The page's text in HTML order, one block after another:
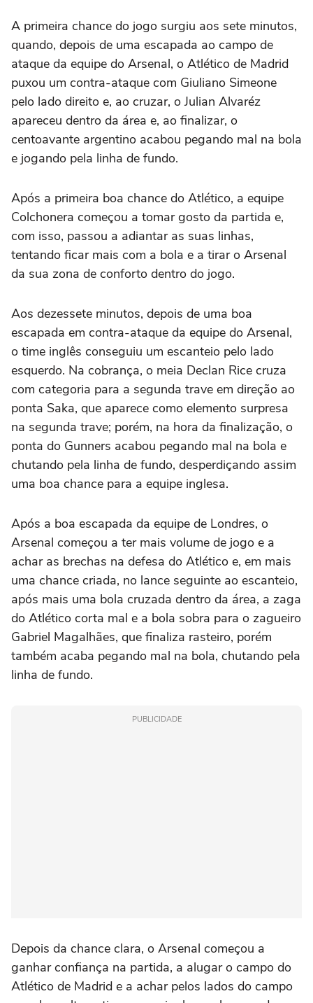
A primeira chance do jogo surgiu aos sete minutos,
quando, depois de uma escapada ao campo de
ataque da equipe do Arsenal, o Atlético de Madrid
puxou um contra-ataque com Giuliano Simeone
pelo lado direito e, ao cruzar, o Julian Alvaréz
apareceu dentro da área e, ao finalizar, o
centoavante argentino acabou pegando mal na bola
e jogando pela linha de fundo.
Após a primeira boa chance do Atlético, a equipe
Colchonera começou a tomar gosto da partida e,
com isso, passou a adiantar as suas linhas,
tentando ficar mais com a bola e a tirar o Arsenal
da sua zona de conforto dentro do jogo.
Aos dezessete minutos, depois de uma boa
escapada em contra-ataque da equipe do Arsenal,
o time inglês conseguiu um escanteio pelo lado
esquerdo. Na cobrança, o meia Declan Rice cruza
com categoria para a segunda trave em direção ao
ponta Saka, que aparece como elemento surpresa
na segunda trave; porém, na hora da finalização, o
ponta do Gunners acabou pegando mal na bola e
chutando pela linha de fundo, desperdiçando assim
uma boa chance para a equipe inglesa.
Após a boa escapada da equipe de Londres, o
Arsenal começou a ter mais volume de jogo e a
achar as brechas na defesa do Atlético e, em mais
uma chance criada, no lance seguinte ao escanteio,
após mais uma bola cruzada dentro da área, a zaga
do Atlético corta mal e a bola sobra para o zagueiro
Gabriel Magalhães, que finaliza rasteiro, porém
também acaba pegando mal na bola, chutando pela
linha de fundo.
PUBLICIDADE
Depois da chance clara, o Arsenal começou a
ganhar confiança na partida, a alugar o campo do
Atlético de Madrid e a achar pelos lados do campo